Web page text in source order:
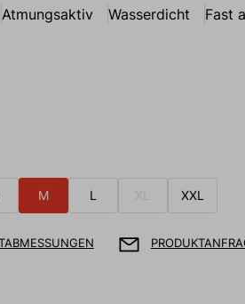
Atmungsaktiv Wasserdicht Fast
M L XL XXL